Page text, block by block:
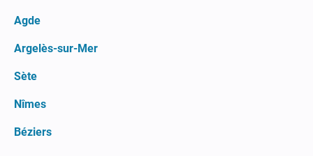
Agde
Argelès-sur-Mer
Sète
Nîmes
Béziers